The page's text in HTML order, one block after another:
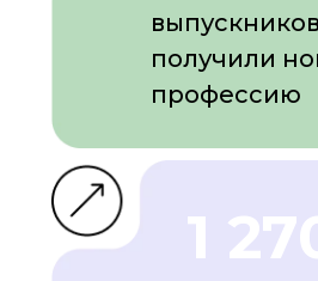
выпускников
получили
профессию
1